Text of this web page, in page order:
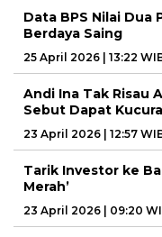
Data BPS Nilai Dua
Berdaya Saing
25 April 2026 | 13:22
Andi Ina Tak Risau
Sebut Dapat
23 April 2026 | 12:57
Tarik Investor ke
Merah’
23 April 2026 | 09:20